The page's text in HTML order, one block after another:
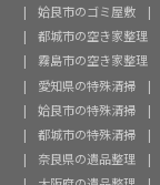
姶良市のゴミ屋敷
都城市の空き家整理
霧島市の空き家整理
愛知県の特殊清掃
姶良市の特殊清掃
都城市の特殊清掃
奈良県の遺品整理